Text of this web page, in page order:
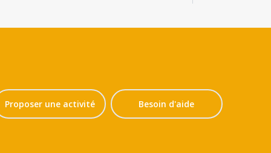
Proposer une activité Besoin d'aide